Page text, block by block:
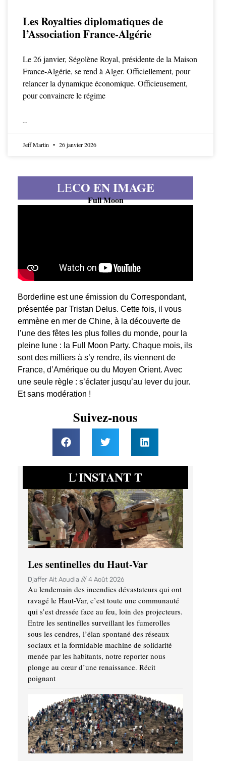
Les Royalties diplomatiques de
l’Association France-Algérie
Le 26 janvier, Ségolène Royal, présidente de la Maison
France-Algérie, se rend à Alger. Officiellement, pour
relancer la dynamique économique. Officieusement,
pour convaincre le régime
Jeff Martin 26 janvier 2026
LECO EN IMAGE
Full Moon
Borderline est une émission du Correspondant,
présentée par Tristan Delus. Cette fois, il vous
emmène en mer de Chine, à la découverte de
l’une des fêtes les plus folles du monde, pour la
pleine lune : la Full Moon Party. Chaque mois, ils
sont des milliers à s’y rendre, ils viennent de
France, d’Amérique ou du Moyen Orient. Avec
une seule règle : s’éclater jusqu’au lever du jour.
Et sans modération !
Suivez-nous
L’INSTANT T
Les sentinelles du Haut-Var
Djaffer Ait Aoudia 4 Août 2026
Au lendemain des incendies dévastateurs qui ont
ravagé le Haut-Var, c’est toute une communauté
qui s’est dressée face au feu, loin des projecteurs.
Entre les sentinelles surveillant les fumerolles
sous les cendres, l’élan spontané des réseaux
sociaux et la formidable machine de solidarité
menée par les habitants, notre reporter nous
plonge au cœur d’une renaissance. Récit
poignant